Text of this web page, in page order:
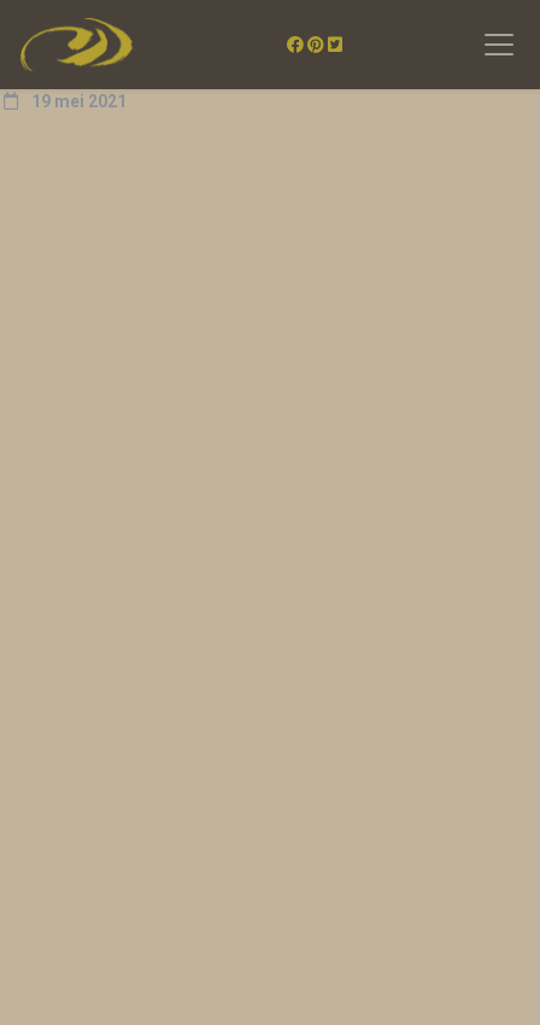
19 mei 2021